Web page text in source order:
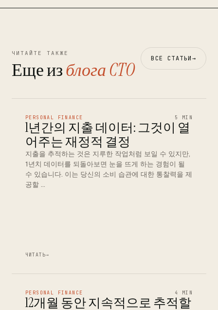
ЧИТАЙТЕ ТАКЖЕ
Еще изблога CTO ВСЕ СТАТЬИ→
PERSONAL FINANCE 5 MIN
1년간의 지출 데이터: 그것이 열
어주는 재정적 결정
지출을 추적하는 것은 지루한 작업처럼 보일 수 있지만,
1년치 데이터를 되돌아보면 눈을 뜨게 하는 경험이 될
수 있습니다. 이는 당신의 소비 습관에 대한 통찰력을 제
공할 …
ЧИТАТЬ→
PERSONAL FINANCE 4 MIN
12개월 동안 지속적으로 추적할